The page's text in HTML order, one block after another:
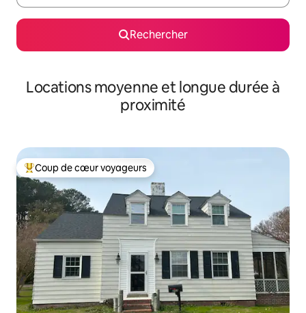
Rechercher
Locations moyenne et longue durée à
proximité
Coups de cœur voyageurs les plus appréciés
Coup de cœur voyageurs